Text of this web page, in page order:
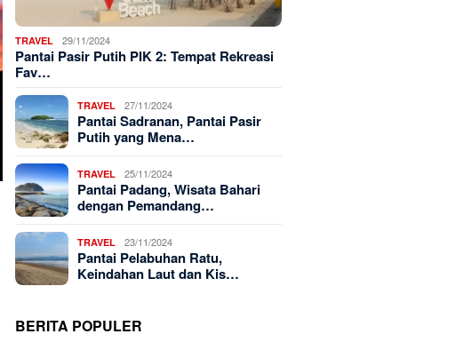
TRAVEL 29/11/2024
Pantai Pasir Putih PIK 2: Tempat Rekreasi
Fav…
TRAVEL 27/11/2024
Pantai Sadranan, Pantai Pasir
Putih yang Mena…
TRAVEL 25/11/2024
Pantai Padang, Wisata Bahari
dengan Pemandang…
TRAVEL 23/11/2024
Pantai Pelabuhan Ratu,
Keindahan Laut dan Kis…
BERITA POPULER